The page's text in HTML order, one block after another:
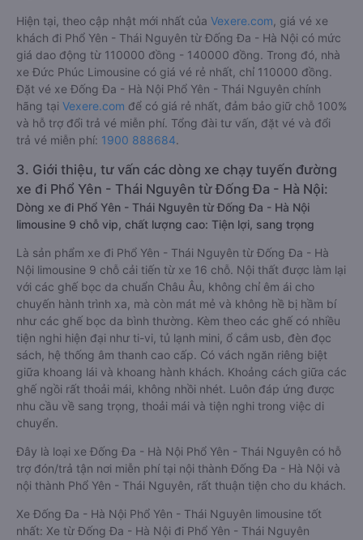
Hiện tại, theo cập nhật mới nhất của Vexere.com , giá vé xe
khách đi Phổ Yên - Thái Nguyên từ Đống Đa - Hà Nội có mức
giá dao động từ 110000 đồng - 140000 đồng. Trong đó, nhà
xe Đức Phúc Limousine có giá vé rẻ nhất, chỉ 110000 đồng.
Đặt vé xe Đống Đa - Hà Nội Phổ Yên - Thái Nguyên chính
hãng tại Vexere.com để có giá rẻ nhất, đảm bảo giữ chỗ 100%
và hỗ trợ đổi trả vé miễn phí. Tổng đài tư vấn, đặt vé và đổi
trả vé miễn phí: 1900 888684.
3. Giới thiệu, tư vấn các dòng xe chạy tuyến đường
xe đi Phổ Yên - Thái Nguyên từ Đống Đa - Hà Nội:
Dòng xe đi Phổ Yên - Thái Nguyên từ Đống Đa - Hà Nội
limousine 9 chỗ vip, chất lượng cao: Tiện lợi, sang trọng
Là sản phẩm xe đi Phổ Yên - Thái Nguyên từ Đống Đa - Hà
Nội limousine 9 chỗ cải tiến từ xe 16 chỗ. Nội thất được làm lại
với các ghế bọc da chuẩn Châu Âu, không chỉ êm ái cho
chuyến hành trình xa, mà còn mát mẻ và không hề bị hầm bí
như các ghế bọc da bình thường. Kèm theo các ghế có nhiều
tiện nghi hiện đại như ti-vi, tủ lạnh mini, ổ cắm usb, đèn đọc
sách, hệ thống âm thanh cao cấp. Có vách ngăn riêng biệt
giữa khoang lái và khoang hành khách. Khoảng cách giữa các
ghế ngồi rất thoải mái, không nhồi nhét. Luôn đáp ứng được
nhu cầu về sang trọng, thoải mái và tiện nghi trong việc di
chuyển.
Đây là loại xe Đống Đa - Hà Nội Phổ Yên - Thái Nguyên có hỗ
trợ đón/trả tận nơi miễn phí tại nội thành Đống Đa - Hà Nội và
nội thành Phổ Yên - Thái Nguyên, rất thuận tiện cho du khách.
Xe Đống Đa - Hà Nội Phổ Yên - Thái Nguyên limousine tốt
nhất: Xe từ Đống Đa - Hà Nội đi Phổ Yên - Thái Nguyên